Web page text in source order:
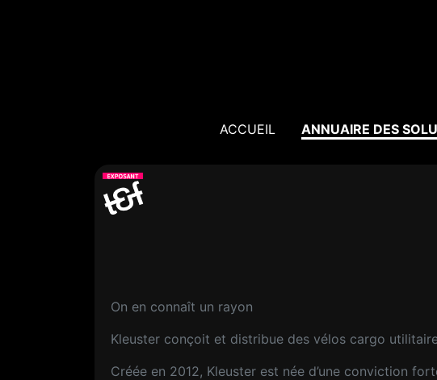
ACCUEIL ANNUAIRE DES
On en connaît un rayon
Kleuster conçoit et distribue des vélos cargo
Créée en 2012, Kleuster est née d’une conviction